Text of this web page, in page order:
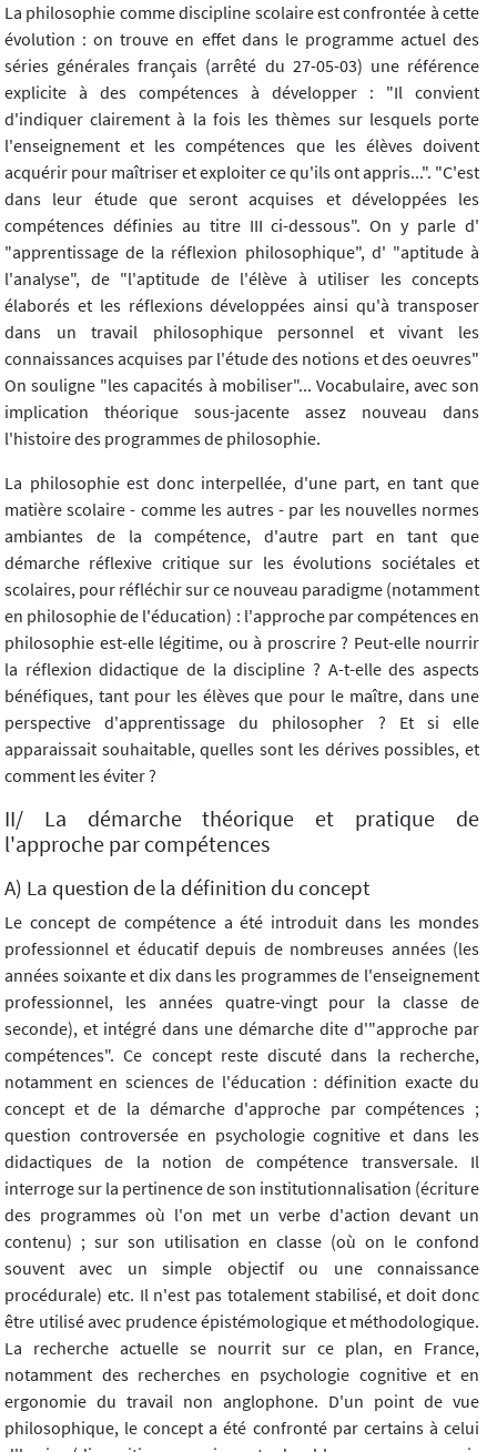
La philosophie comme discipline scolaire est confrontée à cette
évolution : on trouve en effet dans le programme actuel des
séries générales français (arrêté du 27-05-03) une référence
explicite à des compétences à développer : "Il convient
d'indiquer clairement à la fois les thèmes sur lesquels porte
l'enseignement et les compétences que les élèves doivent
acquérir pour maîtriser et exploiter ce qu'ils ont appris...". "C'est
dans leur étude que seront acquises et développées les
compétences définies au titre III ci-dessous". On y parle d'
"apprentissage de la réflexion philosophique", d' "aptitude à
l'analyse", de "l'aptitude de l'élève à utiliser les concepts
élaborés et les réflexions développées ainsi qu'à transposer
dans un travail philosophique personnel et vivant les
connaissances acquises par l'étude des notions et des oeuvres"
On souligne "les capacités à mobiliser"... Vocabulaire, avec son
implication théorique sous-jacente assez nouveau dans
l'histoire des programmes de philosophie.
La philosophie est donc interpellée, d'une part, en tant que
matière scolaire - comme les autres - par les nouvelles normes
ambiantes de la compétence, d'autre part en tant que
démarche réflexive critique sur les évolutions sociétales et
scolaires, pour réfléchir sur ce nouveau paradigme (notamment
en philosophie de l'éducation) : l'approche par compétences en
philosophie est-elle légitime, ou à proscrire ? Peut-elle nourrir
la réflexion didactique de la discipline ? A-t-elle des aspects
bénéfiques, tant pour les élèves que pour le maître, dans une
perspective d'apprentissage du philosopher ? Et si elle
apparaissait souhaitable, quelles sont les dérives possibles, et
comment les éviter ?
II/ La démarche théorique et pratique de
l'approche par compétences
A) La question de la définition du concept
Le concept de compétence a été introduit dans les mondes
professionnel et éducatif depuis de nombreuses années (les
années soixante et dix dans les programmes de l'enseignement
professionnel, les années quatre-vingt pour la classe de
seconde), et intégré dans une démarche dite d'"approche par
compétences". Ce concept reste discuté dans la recherche,
notamment en sciences de l'éducation : définition exacte du
concept et de la démarche d'approche par compétences ;
question controversée en psychologie cognitive et dans les
didactiques de la notion de compétence transversale. Il
interroge sur la pertinence de son institutionnalisation (écriture
des programmes où l'on met un verbe d'action devant un
contenu) ; sur son utilisation en classe (où on le confond
souvent avec un simple objectif ou une connaissance
procédurale) etc. Il n'est pas totalement stabilisé, et doit donc
être utilisé avec prudence épistémologique et méthodologique.
La recherche actuelle se nourrit sur ce plan, en France,
notamment des recherches en psychologie cognitive et en
ergonomie du travail non anglophone. D'un point de vue
philosophique, le concept a été confronté par certains à celui